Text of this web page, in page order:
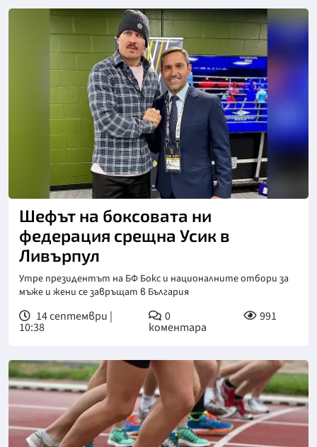
Снимка: БФ Бокс
Шефът на боксовата ни
федерация срещна Усик в
Ливърпул
Утре президентът на БФ Бокс и националните отбори за
мъже и жени се завръщат в България
14 септември |
10:38
0
коментара
991